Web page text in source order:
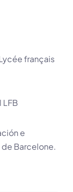
français
LFB
e
Barcelone.